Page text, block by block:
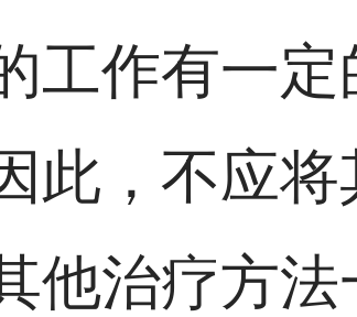
工作有一
此，不应
他治疗方法